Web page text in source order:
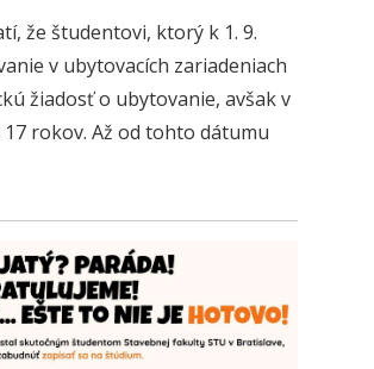
že študentovi, ktorý k 1. 9.
v ubytovacích zariadeniach
žiadosť o ubytovanie, avšak v
rokov. Až od tohto dátumu